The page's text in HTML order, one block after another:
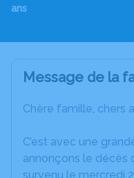
ans
Message de la
Chère famille, chers
C’est avec une
annonçons le décès
survenu le mercredi